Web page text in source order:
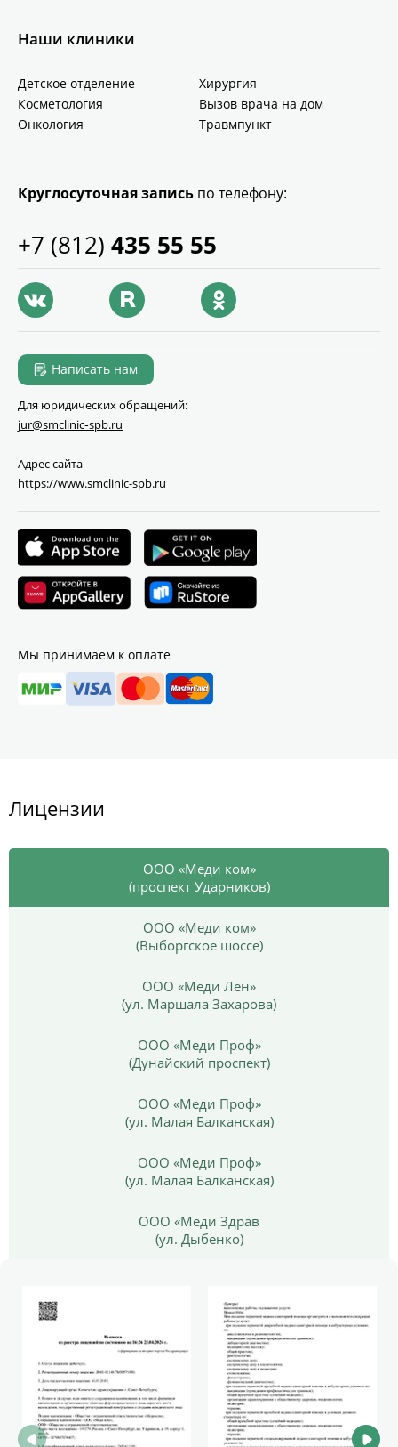
Наши клиники
Детское отделение
Хирургия
Косметология
Вызов врача на дом
Онкология
Травмпункт
Круглосуточная запись по телефону:
+7 (812) 435 55 55
Написать нам
Для юридических обращений:
jur@smclinic‑spb.ru
Адрес сайта
https://www.smclinic-spb.ru
Мы принимаем к оплате
Лицензии
ООО «Меди ком»
(проспект Ударников)
ООО «Меди ком»
(Выборгское шоссе)
ООО «Меди Лен»
(ул. Маршала Захарова)
ООО «Меди Проф»
(Дунайский проспект)
ООО «Меди Проф»
(ул. Малая Балканская)
ООО «Меди Проф»
(ул. Малая Балканская)
ООО «Меди Здрав
(ул. Дыбенко)